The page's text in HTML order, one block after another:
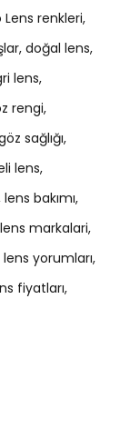
Lens renkleri
doğal lens
lens
rengi
sağlığı
lens
lens bakımı
lens markalari
lens yorumları
fiyatları